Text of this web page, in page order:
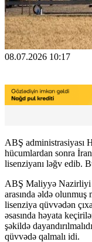
08.07.2026 10:17
ABŞ administrasiyası
hücumlardan sonra
lisenziyanı ləğv edib.
ABŞ Maliyyə Nazirliyi
arasında əldə
lisenziya qüvvədən
əsasında həyata
şəkildə
qüvvədə qalmalı idi.